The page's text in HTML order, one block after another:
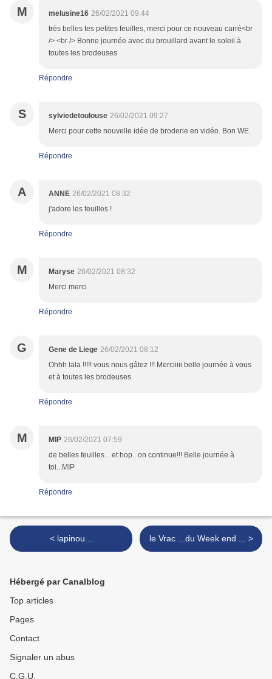
M melusine16 26/02/2021 09:44
très belles tes petites feuilles, merci pour ce nouveau carré<br
/> <br /> Bonne journée avec du brouillard avant le soleil à
toutes les brodeuses
Répondre
S sylviedetoulouse 26/02/2021 09:27
Merci pour cette nouvelle idée de broderie en vidéo. Bon WE.
Répondre
A ANNE 26/02/2021 08:32
j'adore les feuilles !
Répondre
M Maryse 26/02/2021 08:32
Merci merci
Répondre
G Gene de Liege 26/02/2021 08:12
Ohhh lala !!!!! vous nous gâtez !!! Merciiiii belle journée à vous
et à toutes les brodeuses
Répondre
M MIP 26/02/2021 07:59
de belles feuilles... et hop.. on continue!!! Belle journée à
toi...MIP
Répondre
< lapinou... le Vrac ...du Week end ... >
Hébergé par Canalblog
Top articles
Pages
Contact
Signaler un abus
C.G.U.